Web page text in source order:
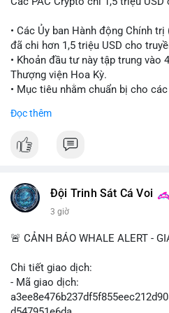
• Các Ủy ban Hành động Chính
đã chi hơn 1,5 triệu USD cho
• Khoản đầu tư này tập trung vào
Thượng viện Hoa Kỳ.
• Mục tiêu nhằm chuẩn bị cho
#vlikevn #titanbot
Đọc thêm
Đội Trinh Sát Cá Voi
3 giờ
🚨 CẢNH BÁO WHALE ALERT -
Chi tiết giao dịch:
- Mã giao dịch: